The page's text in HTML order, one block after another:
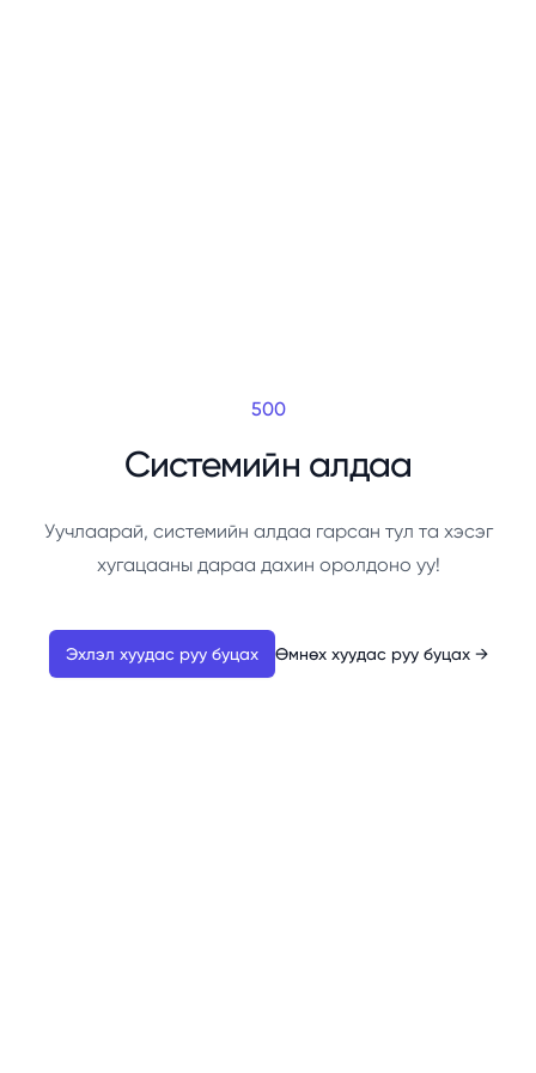
500
Системийн алдаа
Уучлаарай, системийн алдаа гарсан тул та хэсэг
хугацааны дараа дахин оролдоно уу!
Эхлэл хуудас руу буцах Өмнөх хуудас руу буцах →